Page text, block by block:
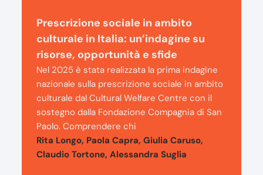
Prescrizione sociale in ambito
culturale in Italia: un’indagine su
risorse, opportunità e sfide
Nel 2025 è stata realizzata la prima indagine
nazionale sulla prescrizione sociale in ambito
culturale dal Cultural Welfare Centre con il
sostegno dalla Fondazione Compagnia di San
Paolo. Comprendere chi
Rita Longo, Paola Capra, Giulia Caruso,
Claudio Tortone, Alessandra Suglia